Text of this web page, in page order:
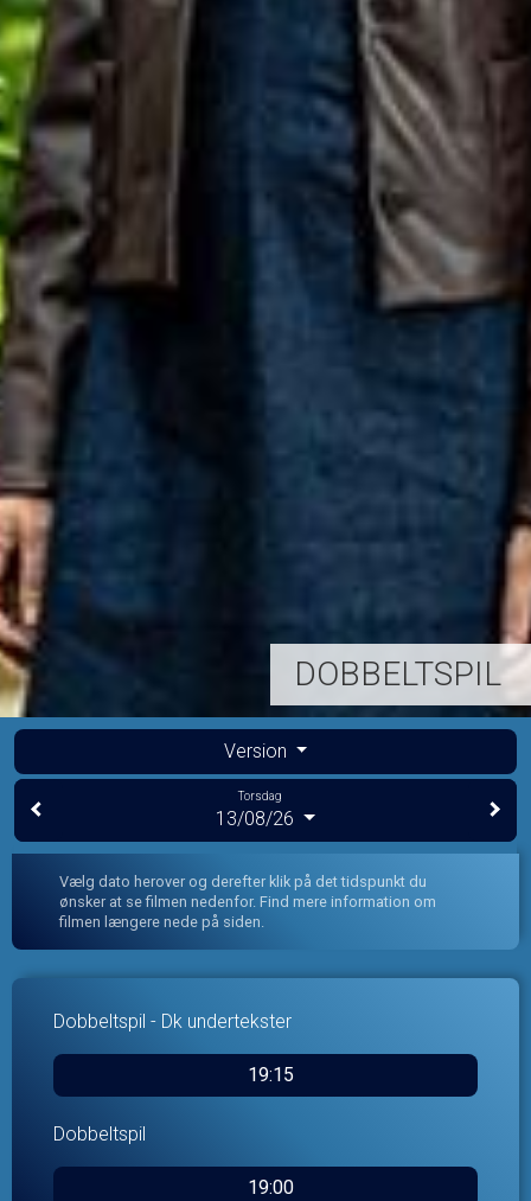
DOBBELTSPIL
Version
Torsdag
13/08/26
Vælg dato herover og derefter klik på det tidspunkt du
ønsker at se filmen nedenfor. Find mere information om
filmen længere nede på siden.
Dobbeltspil - Dk undertekster
19:15
Dobbeltspil
19:00